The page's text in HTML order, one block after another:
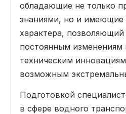
обладающие не только
знаниями, но и имеющие
характера,
постоянным изменениям
техническим
возможным
Подготовкой
в сфере водного